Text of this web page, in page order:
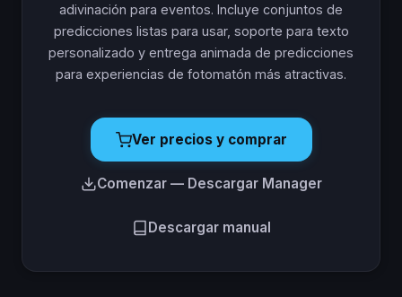
adivinación para eventos. Incluye conjuntos de
predicciones listas para usar, soporte para texto
personalizado y entrega animada de predicciones
para experiencias de fotomatón más atractivas.
Ver precios y comprar
Comenzar — Descargar Manager
Descargar manual